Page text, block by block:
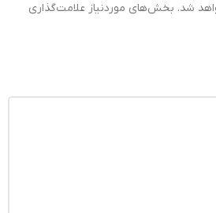
شد. بخش‌های موردنیاز علامت‌گذاری